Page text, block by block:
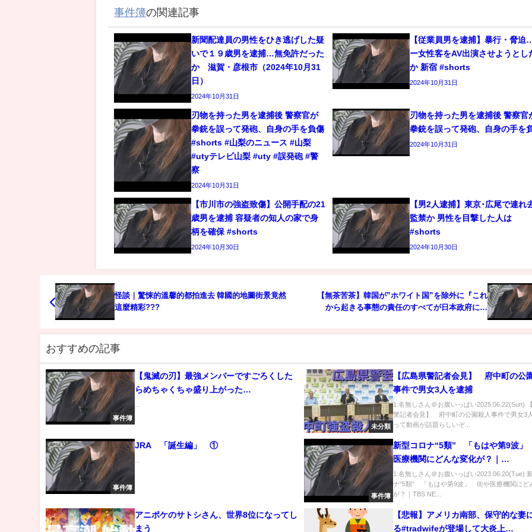
事件簿の関連記事
新聞配達員の男性をひき逃げした疑
いで１９歳男を逮捕…無免許だった
か 滋賀・彦根市（2024年10月31
日）
2024年10月31日
【従業員男を逮捕】暴行・脅迫
ー女性客をAV出演させようとし
か 新宿 #shorts
2024年10月31日
刃物を持った男を逮捕後 警察官が
拳銃を誤って発砲、自身の手を負傷
#shorts #山梨のニュース #山梨
#utyテレビ山梨 #uty #誤発砲 #警
察
2024年10月31日
刃物を持った男を逮捕後 警察官
拳銃を誤って発砲、自身の手を
2024年10月31日
【市川市の強盗致傷】公開手配の21
歳男を逮捕 容疑者の知人の家で身
柄を確保 #shorts
2024年10月30日
【男2人逮捕】東京･広尾で連れ
監禁か 男性を目撃した人は
#shorts
2024年10月30日
怪談｜驚悚的溫馨的都拍進去 韓國的地圖街景竟然
這麼精彩???
【無茶苦茶】韓国が”ホワイト国”を除外に『これ
から起きる事態の責任のすべてが日本政府にあ
おすすめの記事
事件簿
【鬼滅の刃】最強メンバーですごろくした
らめちゃくちゃ盛り上がった
未分類
【広島県警記者会見】 府中町の公
事件で男女3人を逮捕
1:名無しさん＠お腹いっぱい2025.06.22(Sun)
警記者会見】 府中町の公園殺人事件で男女3
って動画が話題らしいぞ...
事件簿
JRA 「誕生編」 ①
事件簿
新型コロナ“5類” 「もはや第9波
医療機関にどんな変化が？｜
TBS NEWS DIG
1:名無しさん＠お腹いっぱい2023.06.20(Tue)
ナ“5類” 「もはや第9波」 街や医療機関にど
が？｜TBS NE...
アニポケのサトシさん、世界8位になってし
まう
【悲報】アメリカ南部、保守的な妻
る#tradwifeが登場して大炎上